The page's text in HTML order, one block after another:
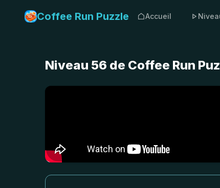
Coffee Run Puzzle Accueil
Niveau 56 de Coffee Run